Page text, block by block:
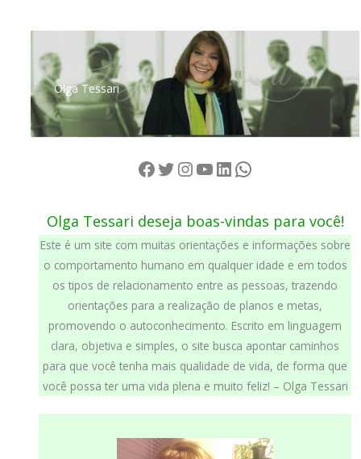
conteúdo
Olga Tessari
Facebook
Twitter
Instagram
YouTube
LinkedIn
WhatsApp
Olga Tessari deseja boas-vindas para você!
Este é um site com muitas orientações e informações sobre
o comportamento humano em qualquer idade e em todos
os tipos de relacionamento entre as pessoas, trazendo
orientações para a realização de planos e metas,
promovendo o autoconhecimento. Escrito em linguagem
clara, objetiva e simples, o site busca apontar caminhos
para que você tenha mais qualidade de vida, de forma que
você possa ter uma vida plena e muito feliz! – Olga Tessari